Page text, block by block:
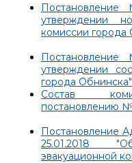
утверждении
комиссии города
утверждении
города Обнинска"
Состав
постановлению
Постановление
25.01.2018
эвакуационной